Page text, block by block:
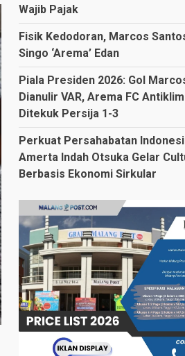
Wajib Pajak
Fisik Kedodoran, Marcos
Singo ‘Arema’ Edan
Piala Presiden 2026: Gol
Dianulir VAR, Arema FC
Ditekuk Persija 1-3
Perkuat Persahabatan
Amerta Indah Otsuka Gelar
Berbasis Ekonomi Sirkular